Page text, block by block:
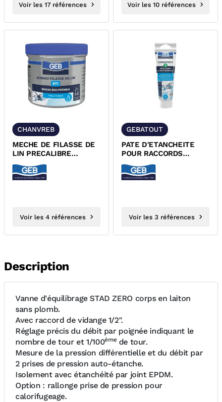
Voir les 17 références Voir les 10 références
CHANVREB
MECHE DE FILASSE DE
LIN PRECALIBRE
CHANVREB
Voir les 4 références
GEBATOUT
PATE D'ETANCHEITE
POUR RACCORDS
FILETES METALLIQUES
GEBATOUT
Voir les 3 références
Description
Vanne d'équilibrage STAD ZERO corps en laiton
sans plomb.
Avec raccord de vidange 1/2".
Réglage précis du débit par poignée indiquant le
nombre de tour et 1/100èmede tour.
Mesure de la pression différentielle et du débit par
2 prises de pression auto-étanche.
Isolement avec étanchéité par joint EPDM.
Option : rallonge prise de pression pour
calorifugeage.